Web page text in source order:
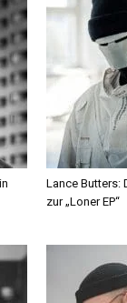
Lance Butters:
zur „Loner EP“